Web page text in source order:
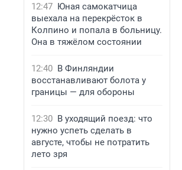
12:47 Юная самокатчица
выехала на перекрёсток в
Колпино и попала в больницу.
Она в тяжёлом состоянии
12:40 В Финляндии
восстанавливают болота у
границы — для обороны
12:30 В уходящий поезд: что
нужно успеть сделать в
августе, чтобы не потратить
лето зря